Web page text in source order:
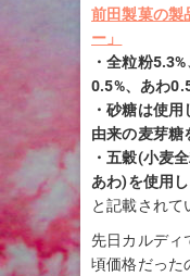
前田製菓の製
ー」
・全粒粉
0.5%、あわ
・砂糖は使
由来の麦芽糖
・五穀(小麦
あわ)を使用
と記載されて
先日カルディ
頃価格だった